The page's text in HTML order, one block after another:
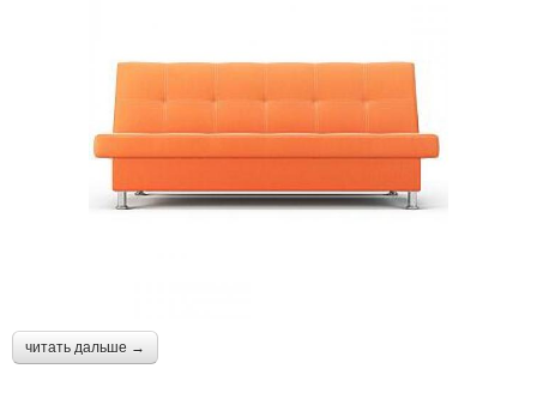
читать дальше →